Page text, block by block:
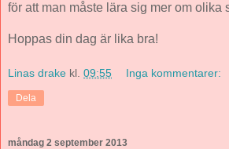
för att man måste lära sig mer om olika
Hoppas din dag är lika bra!
Linas drake kl. 09:55 Inga kommentarer:
Dela
måndag 2 september 2013